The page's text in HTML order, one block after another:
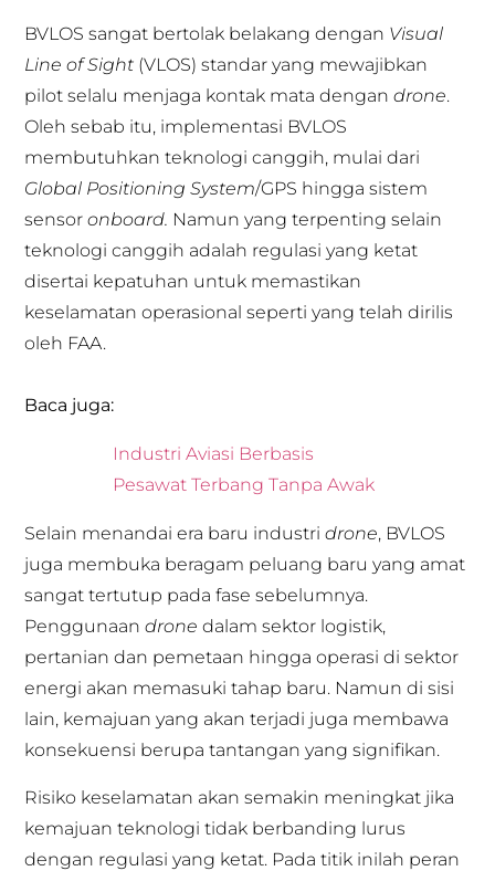
BVLOS sangat bertolak belakang dengan Visual
Line of Sight (VLOS) standar yang mewajibkan
pilot selalu menjaga kontak mata dengandrone.
Oleh sebab itu, implementasi BVLOS
membutuhkan teknologi canggih, mulai dari
Global Positioning System/GPS hingga sistem
sensoronboard. Namun yang terpenting selain
teknologi canggih adalah regulasi yang ketat
disertai kepatuhan untuk memastikan
keselamatan operasional seperti yang telah dirilis
oleh FAA.
Baca juga:
Industri Aviasi Berbasis
Pesawat Terbang Tanpa Awak
Selain menandai era baru industridrone, BVLOS
juga membuka beragam peluang baru yang amat
sangat tertutup pada fase sebelumnya.
Penggunaandrone dalam sektor logistik,
pertanian dan pemetaan hingga operasi di sektor
energi akan memasuki tahap baru. Namun di sisi
lain, kemajuan yang akan terjadi juga membawa
konsekuensi berupa tantangan yang signifikan.
Risiko keselamatan akan semakin meningkat jika
kemajuan teknologi tidak berbanding lurus
dengan regulasi yang ketat. Pada titik inilah peran